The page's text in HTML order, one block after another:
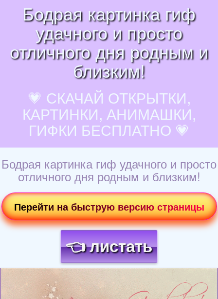
Бодрая картинка гиф
удачного и просто
отличного дня родным и
близким!
💗 СКАЧАЙ ОТКРЫТКИ,
КАРТИНКИ, АНИМАШКИ,
ГИФКИ БЕСПЛАТНО 💗
Бодрая картинка гиф удачного и просто
отличного дня родным и близким!
Перейти на быструю версию страницы
👈 листать
Загрузка картинки...